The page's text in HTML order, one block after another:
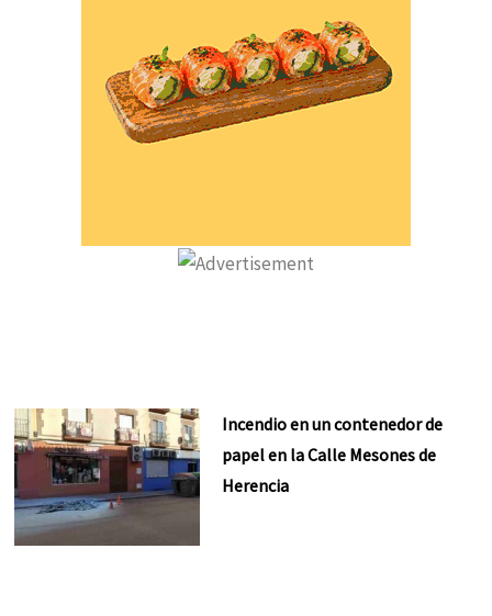
Incendio en un contenedor de
papel en la Calle Mesones de
Herencia